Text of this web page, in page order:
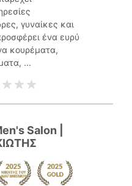
γυναίκες και
ένα ευρύ
κουρέματα,
...
Salon |